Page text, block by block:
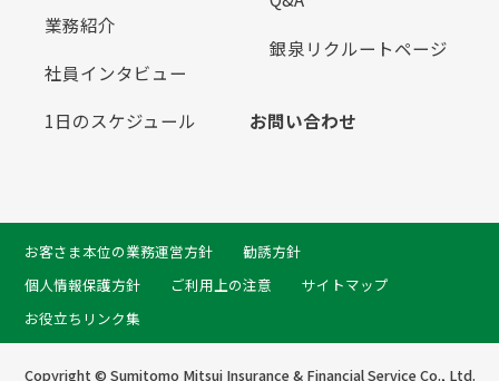
業務紹介
社員インタビュー
1日のスケジュール
銀泉リクルートページ
お問い合わせ
お客さま本位の業務運営方針
勧誘方針
個人情報保護方針
ご利用上の注意
サイトマップ
お役立ちリンク集
Copyright © Sumitomo Mitsui Insurance & Financial Service Co., Ltd.